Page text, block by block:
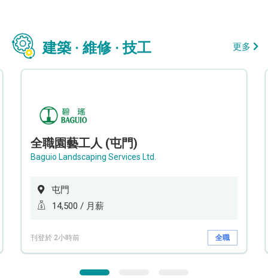
建築 · 維修 · 技工 更多
全職園藝工人 (屯門)
Baguio Landscaping Services Ltd.
屯門
14,500 / 月薪
刊登於 2小時前 全職